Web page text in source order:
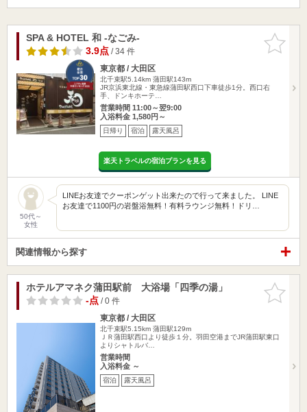
お気に入
りに追加
SPA & HOTEL 和 -なごみ-
3.9点/ 34 件
東京都 / 大田区
北千束駅5.14km 蒲田駅143m
JR京浜東北線・東急線蒲田駅西口下車徒歩1分。西口右
手、ドンキホーテ…
営業時間 11:00～翌9:00
入浴料金 1,580円～
日帰り 宿泊 露天風呂
楽天トラベルの宿泊プランを見る
50代～
女性
LINEお友達でクーポンゲット出来たので行って来ました。 LINE
お友達で1100円の岩盤浴無料！有料ラウンジ無料！ドリ…
関連情報から探す
お気に入
りに追加
ホテルアマネク蒲田駅前 大浴場「四季の湯」
-点/ 0 件
東京都 / 大田区
北千束駅5.15km 蒲田駅129m
ＪＲ蒲田駅西口より徒歩１分。羽田空港までJR蒲田駅東口
よりシャトルバ…
営業時間
入浴料金 ～
宿泊 露天風呂